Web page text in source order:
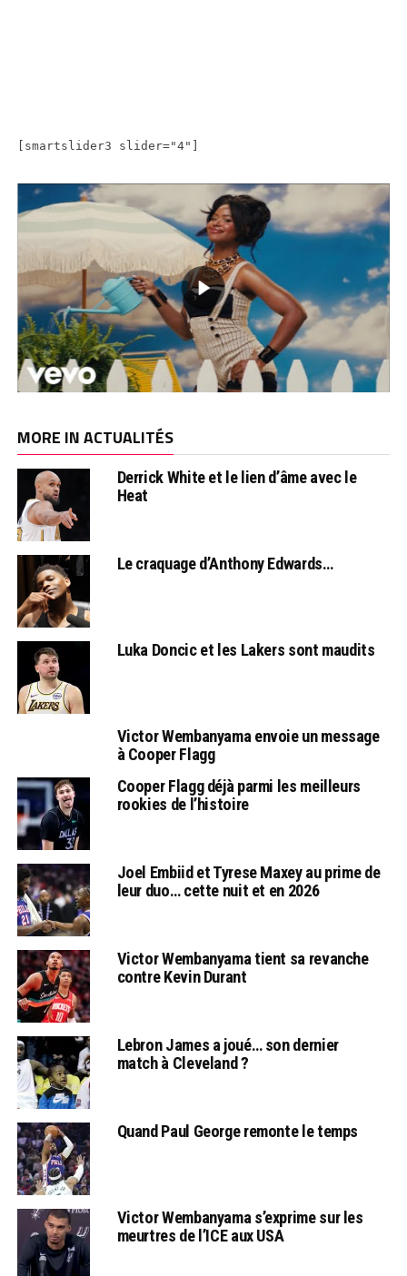
[smartslider3 slider="4"]
MORE IN ACTUALITÉS
Derrick White et le lien d’âme avec le
Heat
Le craquage d’Anthony Edwards…
Luka Doncic et les Lakers sont maudits
Victor Wembanyama envoie un message
à Cooper Flagg
Cooper Flagg déjà parmi les meilleurs
rookies de l’histoire
Joel Embiid et Tyrese Maxey au prime de
leur duo… cette nuit et en 2026
Victor Wembanyama tient sa revanche
contre Kevin Durant
Lebron James a joué… son dernier
match à Cleveland ?
Quand Paul George remonte le temps
Victor Wembanyama s’exprime sur les
meurtres de l’ICE aux USA